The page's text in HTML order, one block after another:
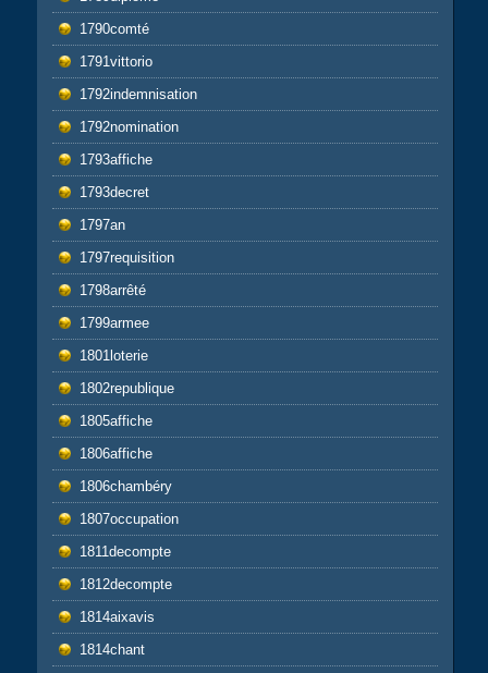
1790comté
1791vittorio
1792indemnisation
1792nomination
1793affiche
1793decret
1797an
1797requisition
1798arrêté
1799armee
1801loterie
1802republique
1805affiche
1806affiche
1806chambéry
1807occupation
1811decompte
1812decompte
1814aixavis
1814chant